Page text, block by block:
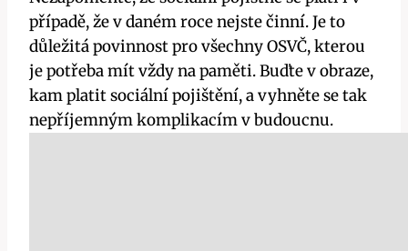
případě, že v daném roce nejste činní. Je to
důležitá povinnost pro všechny OSVČ, kterou
je potřeba mít vždy na paměti. Buďte v obraze,
kam platit sociální pojištění, a vyhněte se tak
nepříjemným komplikacím v budoucnu.